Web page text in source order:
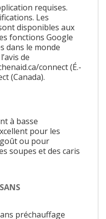
requises.
Les
disponibles aux
fonctions Google
dans le monde
de
connect (É.-
(Canada).
à basse
pour les
ou pour
soupes et des caris
préchauffage